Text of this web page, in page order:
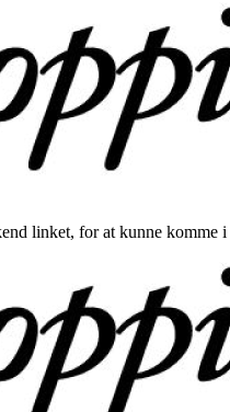
linket, for at kunne komme